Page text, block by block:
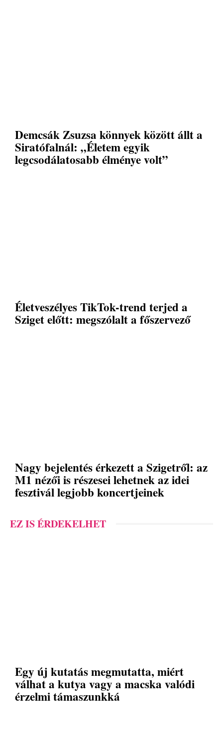
Demcsák Zsuzsa könnyek között állt a
Siratófalnál: „Életem egyik
legcsodálatosabb élménye volt”
Életveszélyes TikTok-trend terjed a
Sziget előtt: megszólalt a főszervező
Nagy bejelentés érkezett a Szigetről: az
M1 nézői is részesei lehetnek az idei
fesztivál legjobb koncertjeinek
EZ IS ÉRDEKELHET
Egy új kutatás megmutatta, miért
válhat a kutya vagy a macska valódi
érzelmi támaszunkká